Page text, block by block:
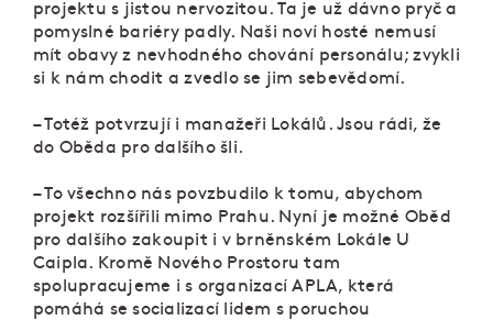
projektu s jistou nervozitou. Ta je už dávno pryč a
pomyslné bariéry padly. Naši noví hosté nemusí
mít obavy z nevhodného chování personálu; zvykli
si k nám chodit a zvedlo se jim sebevědomí.
– Totéž potvrzují i manažeři Lokálů. Jsou rádi, že
do Oběda pro dalšího šli.
– To všechno nás povzbudilo k tomu, abychom
projekt rozšířili mimo Prahu. Nyní je možné Oběd
pro dalšího zakoupit i v brněnském Lokále U
Caipla. Kromě Nového Prostoru tam
spolupracujeme i s organizací APLA, která
pomáhá se socializací lidem s poruchou